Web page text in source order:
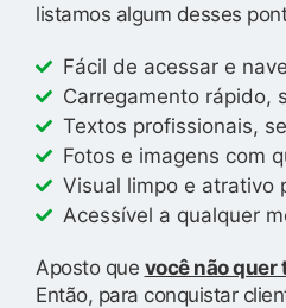
listamos algum desses
Fácil de acessar e
Carregamento rápido,
Textos profissionais,
Fotos e imagens com
Visual limpo e atrativo
Acessível a qualquer
Aposto que você não quer
Então, para conquistar